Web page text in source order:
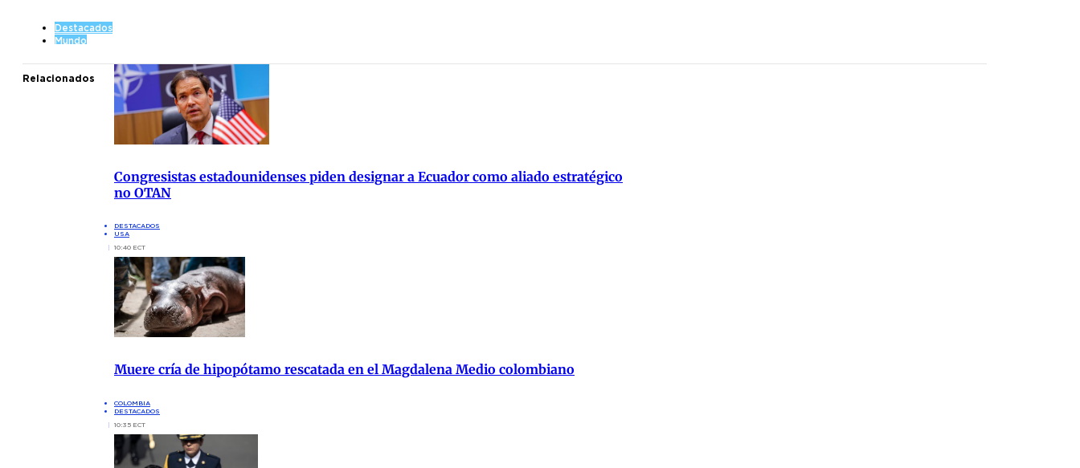
Destacados
Mundo
Relacionados
Congresistas estadounidenses piden designar a Ecuador como aliado estratégico
no OTAN
DESTACADOS
USA
10:40 ECT
Muere cría de hipopótamo rescatada en el Magdalena Medio colombiano
COLOMBIA
DESTACADOS
10:35 ECT